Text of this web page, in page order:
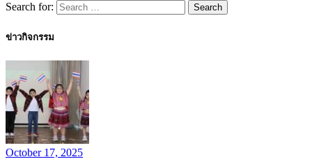
Search for:
ข่าวกิจกรรม
October 17, 2025